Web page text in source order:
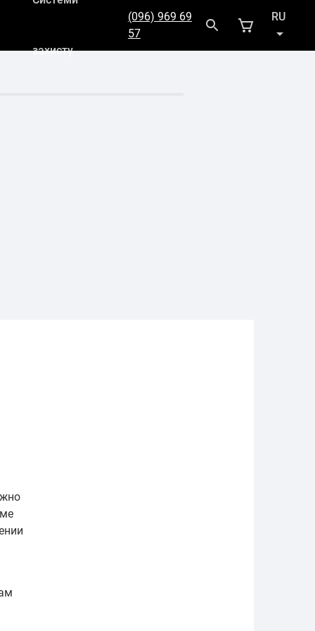
захисту
(096) 969 69
57
RU
UK